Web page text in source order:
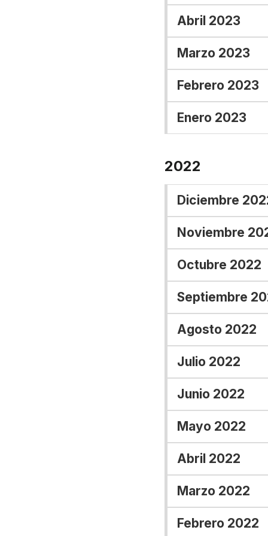
Abril 2023
Marzo 2023
Febrero 2023
Enero 2023
2022
Diciembre
Noviembre
Octubre 2022
Septiembre
Agosto 2022
Julio 2022
Junio 2022
Mayo 2022
Abril 2022
Marzo 2022
Febrero 2022